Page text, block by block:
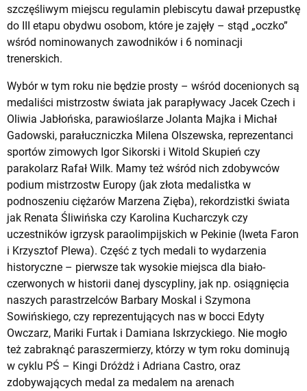
szczęśliwym miejscu regulamin plebiscytu dawał przepustkę
do III etapu obydwu osobom, które je zajęły – stąd „oczko”
wśród nominowanych zawodników i 6 nominacji
trenerskich.
Wybór w tym roku nie będzie prosty – wśród docenionych są
medaliści mistrzostw świata jak parapływacy Jacek Czech i
Oliwia Jabłońska, parawioślarze Jolanta Majka i Michał
Gadowski, parałuczniczka Milena Olszewska, reprezentanci
sportów zimowych Igor Sikorski i Witold Skupień czy
parakolarz Rafał Wilk. Mamy też wśród nich zdobywców
podium mistrzostw Europy (jak złota medalistka w
podnoszeniu ciężarów Marzena Zięba), rekordzistki świata
jak Renata Śliwińska czy Karolina Kucharczyk czy
uczestników igrzysk paraolimpijskich w Pekinie (Iweta Faron
i Krzysztof Plewa). Część z tych medali to wydarzenia
historyczne – pierwsze tak wysokie miejsca dla biało-
czerwonych w historii danej dyscypliny, jak np. osiągnięcia
naszych parastrzelców Barbary Moskal i Szymona
Sowińskiego, czy reprezentujących nas w bocci Edyty
Owczarz, Mariki Furtak i Damiana Iskrzyckiego. Nie mogło
też zabraknąć paraszermierzy, którzy w tym roku dominują
w cyklu PŚ – Kingi Dróżdż i Adriana Castro, oraz
zdobywających medal za medalem na arenach